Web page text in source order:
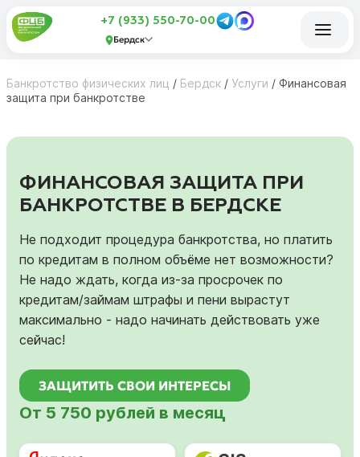
+7 (933) 550-70-00
Бердск
Банкротство физических лиц / Бердск / Услуги / Финансовая
защита при банкротстве
ФИНАНСОВАЯ ЗАЩИТА ПРИ
БАНКРОТСТВЕ В БЕРДСКЕ
Не подходит процедура банкротства, но платить
по кредитам в полном объёме нет возможности?
Не надо ждать, когда из-за просрочек по
кредитам/займам штрафы и пени вырастут
максимально - надо начинать действовать уже
сейчас!
ЗАЩИТИТЬ СВОИ ИНТЕРЕСЫ
От 5 750 рублей в месяц